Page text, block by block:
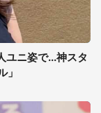
ユニ姿で...神スタ
」